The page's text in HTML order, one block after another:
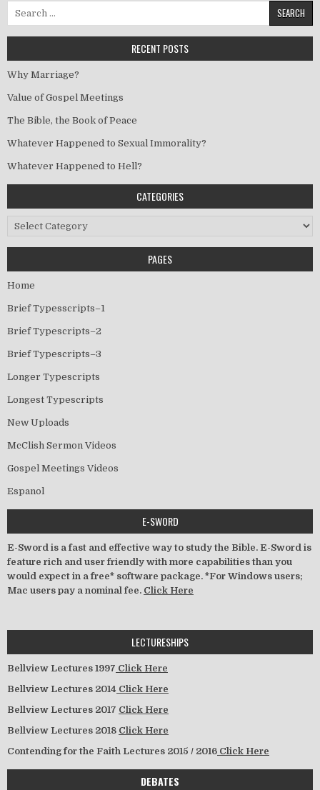
Search for:
RECENT POSTS
Why Marriage?
Value of Gospel Meetings
The Bible, the Book of Peace
Whatever Happened to Sexual Immorality?
Whatever Happened to Hell?
CATEGORIES
Categories
PAGES
Home
Brief Typesscripts–1
Brief Typescripts–2
Brief Typescripts–3
Longer Typescripts
Longest Typescripts
New Uploads
McClish Sermon Videos
Gospel Meetings Videos
Espanol
E-SWORD
E-Sword is a fast and effective way to study the Bible. E-Sword is
feature rich and user friendly with more capabilities than you
would expect in a free* software package. *For Windows users;
Mac users pay a nominal fee. Click Here
LECTURESHIPS
Bellview Lectures 1997 Click Here
Bellview Lectures 2014 Click Here
Bellview Lectures 2017 Click Here
Bellview Lectures 2018 Click Here
Contending for the Faith Lectures 2015 / 2016 Click Here
DEBATES